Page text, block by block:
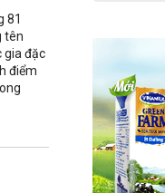
81
tên
gia đặc
điểm